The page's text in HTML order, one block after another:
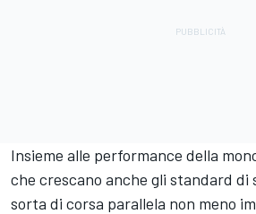
Insieme alle performance della
che crescano anche gli standard di
sorta di corsa parallela non meno